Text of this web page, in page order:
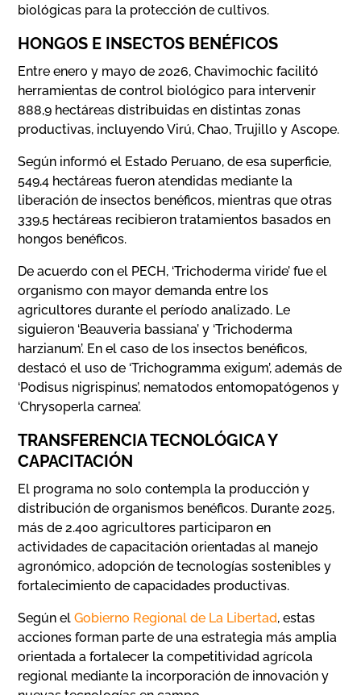
biológicas para la protección de cultivos.
HONGOS E INSECTOS BENÉFICOS
Entre enero y mayo de 2026, Chavimochic facilitó
herramientas de control biológico para intervenir
888,9 hectáreas distribuidas en distintas zonas
productivas, incluyendo Virú, Chao, Trujillo y Ascope.
Según informó el Estado Peruano, de esa superficie,
549,4 hectáreas fueron atendidas mediante la
liberación de insectos benéficos, mientras que otras
339,5 hectáreas recibieron tratamientos basados en
hongos benéficos.
De acuerdo con el PECH, ‘Trichoderma viride’ fue el
organismo con mayor demanda entre los
agricultores durante el período analizado. Le
siguieron ‘Beauveria bassiana’ y ‘Trichoderma
harzianum’. En el caso de los insectos benéficos,
destacó el uso de ‘Trichogramma exigum’, además de
‘Podisus nigrispinus’, nematodos entomopatógenos y
‘Chrysoperla carnea’.
TRANSFERENCIA TECNOLÓGICA Y
CAPACITACIÓN
El programa no solo contempla la producción y
distribución de organismos benéficos. Durante 2025,
más de 2.400 agricultores participaron en
actividades de capacitación orientadas al manejo
agronómico, adopción de tecnologías sostenibles y
fortalecimiento de capacidades productivas.
Según elGobierno Regional de La Libertad, estas
acciones forman parte de una estrategia más amplia
orientada a fortalecer la competitividad agrícola
regional mediante la incorporación de innovación y